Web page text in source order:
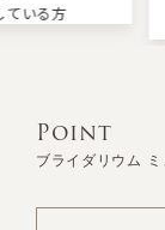
いる方
Point
ブライダリウム